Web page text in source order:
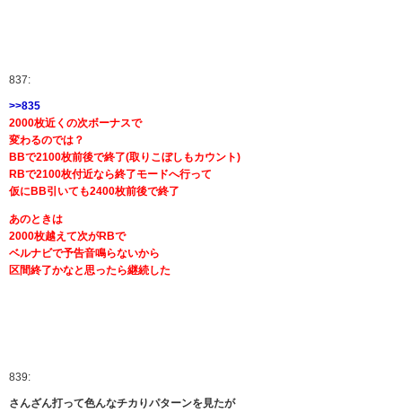
837:
>>835
2000枚近くの次ボーナスで
変わるのでは？
BBで2100枚前後で終了(取りこぼしもカウント)
RBで2100枚付近なら終了モードへ行って
仮にBB引いても2400枚前後で終了
あのときは
2000枚越えて次がRBで
ベルナビで予告音鳴らないから
区間終了かなと思ったら継続した
839:
さんざん打って色んなチカりパターンを見たが